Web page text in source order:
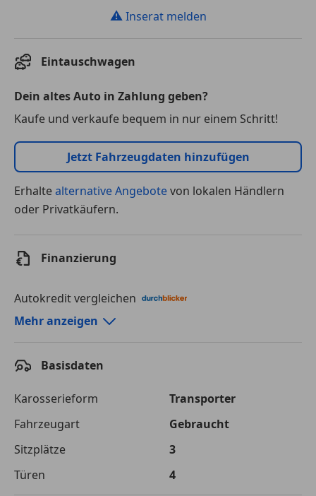
⚠ Inserat melden
Eintauschwagen
Dein altes Auto in Zahlung geben?
Kaufe und verkaufe bequem in nur einem Schritt!
Jetzt Fahrzeugdaten hinzufügen
Erhaltealternative Angebotevon lokalen Händlern
oder Privatkäufern.
Finanzierung
Autokredit vergleichen
Autokredit-Rechner von durchblicker.at
Laufzeit
120 Monate
Kreditbetrag
€ 25 000,-
Zu zahlender
€ 35 220,-
Mehr anzeigen
Basisdaten
Karosserieform
Transporter
Fahrzeugart
Gebraucht
Sitzplätze
3
Türen
4